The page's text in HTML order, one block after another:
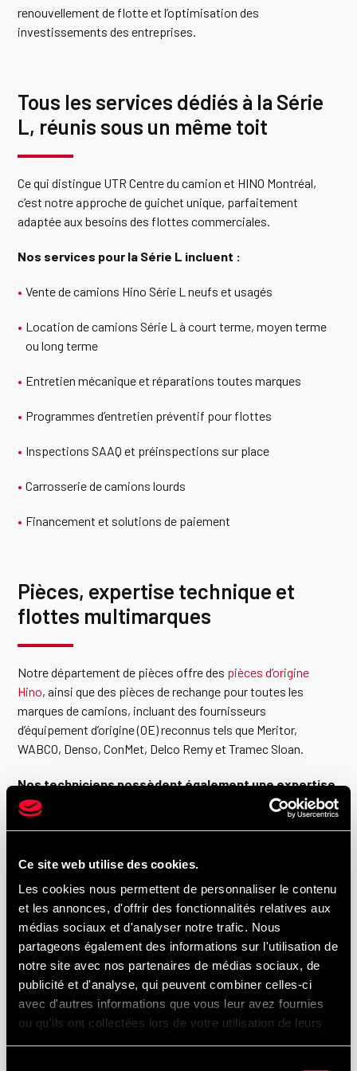
Ce site web utilise des cookies.
Les cookies nous permettent de personnaliser le contenu
et les annonces, d'offrir des fonctionnalités relatives aux
médias sociaux et d'analyser notre trafic. Nous
partageons également des informations sur l'utilisation de
notre site avec nos partenaires de médias sociaux, de
publicité et d'analyse, qui peuvent combiner celles-ci
avec d'autres informations que vous leur avez fournies
ou qu'ils ont collectées lors de votre utilisation de leurs
renouvellement de flotte et l’optimisation des
investissements des entreprises.
Tous les services dédiés à la Série
L, réunis sous un même toit
Ce qui distingue UTR Centre du camion et HINO Montréal,
c’est notre approche de guichet unique, parfaitement
adaptée aux besoins des flottes commerciales.
Nos services pour la Série L incluent :
Vente de camions Hino Série L neufs et usagés
Location de camions Série L àcourt terme, moyen terme
oulong terme
Entretien mécanique et réparations toutes marques
Programmes d’entretien préventif pour flottes
Inspections SAAQ et préinspections sur place
Carrosserie de camions lourds
Financement et solutions de paiement
Pièces, expertise technique et
flottes multimarques
Notre département de pièces offre des pièces d’origine
Hino, ainsi que des pièces de rechange pour toutes les
marques de camions, incluant des fournisseurs
d’équipement d’origine (OE) reconnus tels que Meritor,
WABCO, Denso, ConMet, Delco Remy et Tramec Sloan.
Nos techniciens possèdent également une expertise
reconnue en :
Réparation et maintenance de transmissions Allison
Cette polyvalence est idéale pour les flottes mixtes, qui
souhaitent centraliser leurs opérations auprès d’un seul
partenaire.
Camions Hino Série L à Montréal,
Laval, Rive-Sud et Rive-Nord